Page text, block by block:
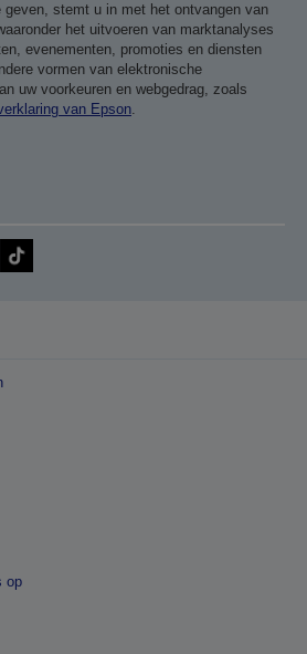
geven, stemt u in met het ontvangen van
het uitvoeren van marktanalyses
evenementen, promoties en diensten
vormen van elektronische
uw voorkeuren en webgedrag, zoals
van Epson.
op